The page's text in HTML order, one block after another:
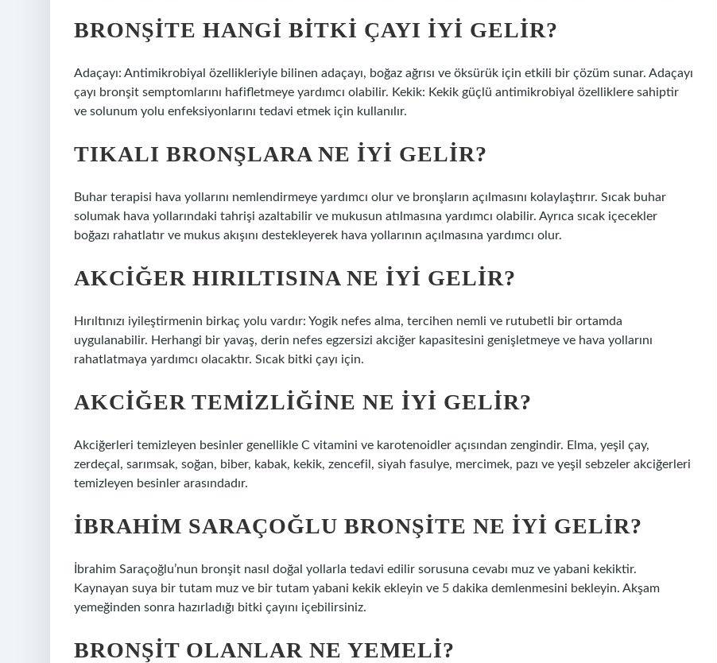
BRONŞITE HANGI BITKI ÇAYI IYI GELIR?
Adaçayı: Antimikrobiyal özellikleriyle bilinen adaçayı, boğaz ağrısı ve öksürük için etkili bir çözüm sunar. Adaçayı
çayı bronşit semptomlarını hafifletmeye yardımcı olabilir. Kekik: Kekik güçlü antimikrobiyal özelliklere sahiptir
ve solunum yolu enfeksiyonlarını tedavi etmek için kullanılır.
TIKALI BRONŞLARA NE IYI GELIR?
Buhar terapisi hava yollarını nemlendirmeye yardımcı olur ve bronşların açılmasını kolaylaştırır. Sıcak buhar
solumak hava yollarındaki tahrişi azaltabilir ve mukusun atılmasına yardımcı olabilir. Ayrıca sıcak içecekler
boğazı rahatlatır ve mukus akışını destekleyerek hava yollarının açılmasına yardımcı olur.
AKCIĞER HIRILTISINA NE IYI GELIR?
Hırıltınızı iyileştirmenin birkaç yolu vardır: Yogik nefes alma, tercihen nemli ve rutubetli bir ortamda
uygulanabilir. Herhangi bir yavaş, derin nefes egzersizi akciğer kapasitesini genişletmeye ve hava yollarını
rahatlatmaya yardımcı olacaktır. Sıcak bitki çayı için.
AKCIĞER TEMIZLIĞINE NE IYI GELIR?
Akciğerleri temizleyen besinler genellikle C vitamini ve karotenoidler açısından zengindir. Elma, yeşil çay,
zerdeçal, sarımsak, soğan, biber, kabak, kekik, zencefil, siyah fasulye, mercimek, pazı ve yeşil sebzeler akciğerleri
temizleyen besinler arasındadır.
İBRAHIM SARAÇOĞLU BRONŞITE NE İYI GELIR?
İbrahim Saraçoğlu’nun bronşit nasıl doğal yollarla tedavi edilir sorusuna cevabı muz ve yabani kekiktir.
Kaynayan suya bir tutam muz ve bir tutam yabani kekik ekleyin ve 5 dakika demlenmesini bekleyin. Akşam
yemeğinden sonra hazırladığı bitki çayını içebilirsiniz.
BRONŞIT OLANLAR NE YEMELI?